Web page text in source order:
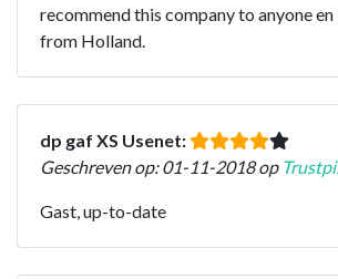
recommend this company to anyone
from Holland.
dp gaf XS Usenet:
Geschreven op: 01-11-2018 op
Gast, up-to-date